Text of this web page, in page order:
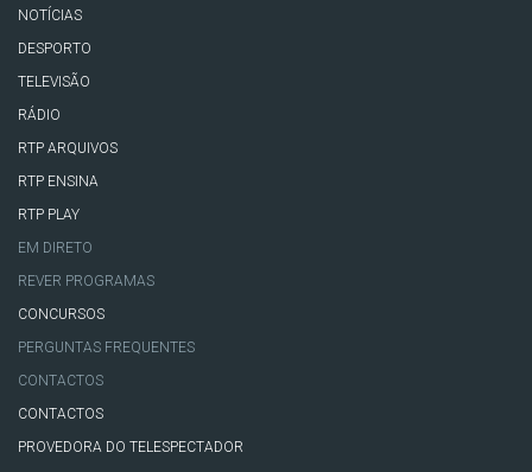
NOTÍCIAS
DESPORTO
TELEVISÃO
RÁDIO
RTP ARQUIVOS
RTP ENSINA
RTP PLAY
EM DIRETO
REVER PROGRAMAS
CONCURSOS
PERGUNTAS FREQUENTES
CONTACTOS
CONTACTOS
PROVEDORA DO TELESPECTADOR